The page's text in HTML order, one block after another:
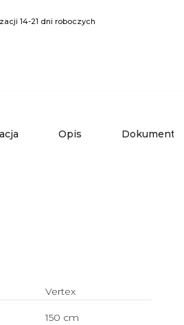
14-21 dni roboczych
Opis Dokumenty
Vertex
150 cm